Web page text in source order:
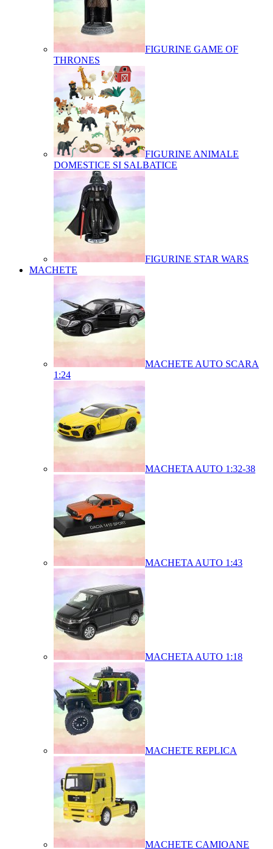
FIGURINE GAME OF
THRONES
FIGURINE ANIMALE
DOMESTICE SI SALBATICE
FIGURINE STAR WARS
MACHETE
MACHETE AUTO SCARA
1:24
MACHETA AUTO 1:32-38
MACHETA AUTO 1:43
MACHETA AUTO 1:18
MACHETE REPLICA
MACHETE CAMIOANE